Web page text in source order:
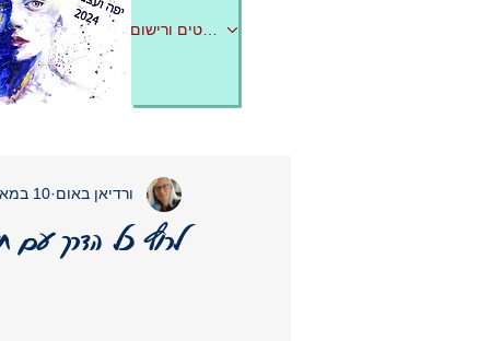
לפרטים ורישום
לרוץ כל הדרך עם
ורדיאן באום 10 במאי 2025